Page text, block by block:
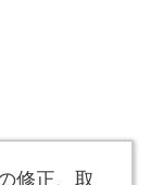
修正、取